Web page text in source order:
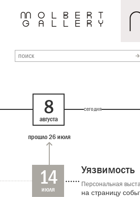
8
августа
сегодня
прошло 26 июля
14
июля
Уязвимость
Персональная
на страницу